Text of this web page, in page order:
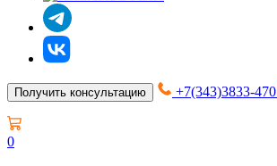
Получить консультацию +7(343)3833-470
0